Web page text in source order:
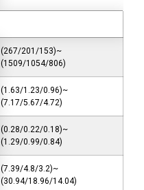
(267/201/153)~
(1509/1054/806)
(1.63/1.23/0.96)~
(7.17/5.67/4.72)
(0.28/0.22/0.18)~
(1.29/0.99/0.84)
(7.39/4.8/3.2)~
(30.94/18.96/14.04)